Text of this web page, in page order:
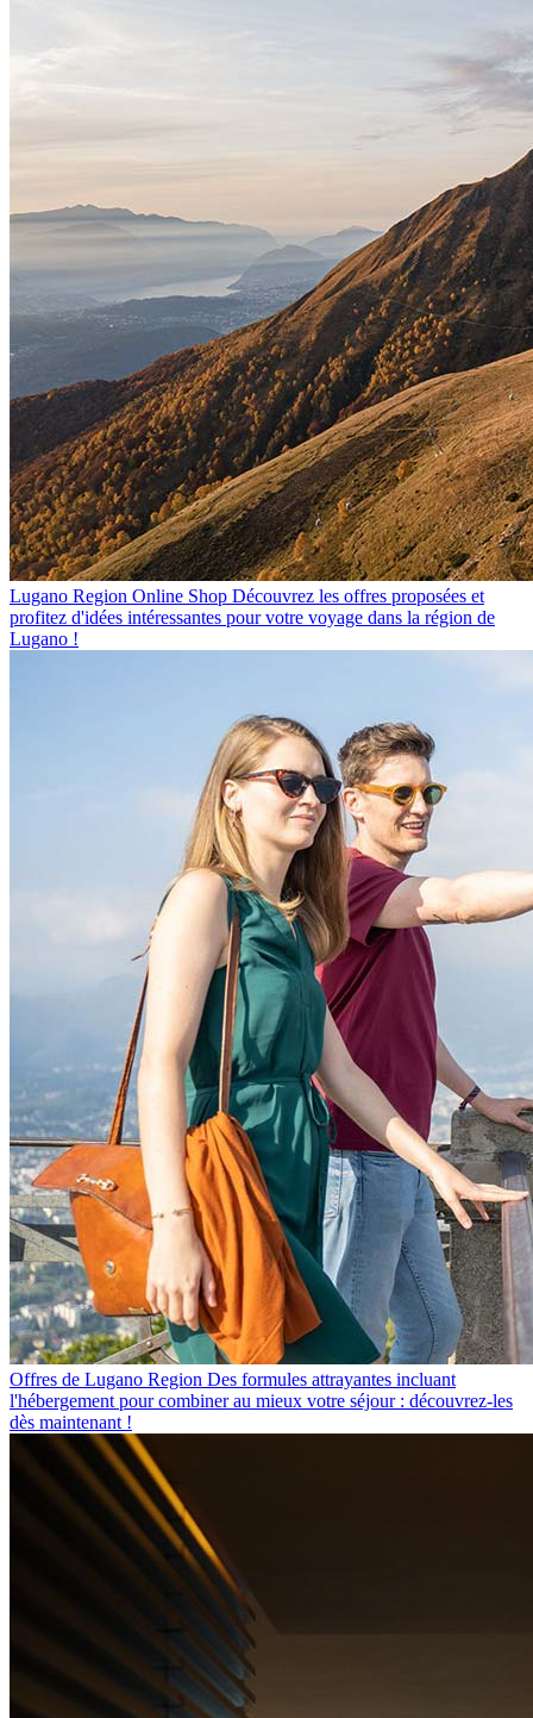
Lugano Region Online Shop Découvrez les offres proposées et
profitez d'idées intéressantes pour votre voyage dans la région de
Lugano !
Offres de Lugano Region Des formules attrayantes incluant
l'hébergement pour combiner au mieux votre séjour : découvrez-les
dès maintenant !